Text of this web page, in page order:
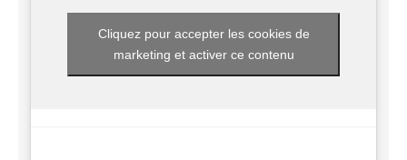
Cliquez pour accepter les cookies de
marketing et activer ce contenu